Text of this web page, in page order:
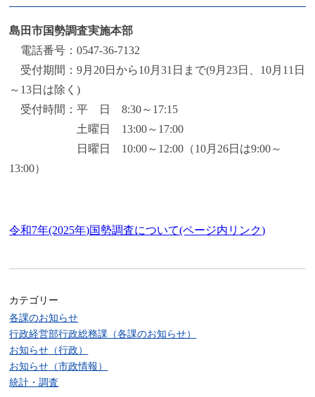
島田市国勢調査実施本部
電話番号：0547-36-7132
受付期間：9月20日から10月31日まで(9月23日、10月11日
～13日は除く)
受付時間：平 日 8:30～17:15
土曜日 13:00～17:00
日曜日 10:00～12:00（10月26日は9:00～
13:00）
令和7年(2025年)国勢調査について(ページ内リンク)
カテゴリー
各課のお知らせ
行政経営部行政総務課（各課のお知らせ）
お知らせ（行政）
お知らせ（市政情報）
統計・調査